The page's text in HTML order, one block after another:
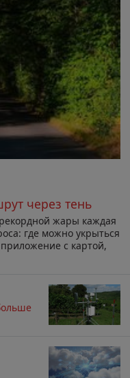
через тень
жары каждая
где можно укрыться
с картой,